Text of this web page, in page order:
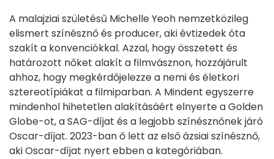
A malajziai születésű Michelle Yeoh nemzetközileg
elismert színésznő és producer, aki évtizedek óta
szakít a konvenciókkal. Azzal, hogy összetett és
határozott nőket alakít a filmvásznon, hozzájárult
ahhoz, hogy megkérdőjelezze a nemi és életkori
sztereotípiákat a filmiparban. A Mindent egyszerre
mindenhol hihetetlen alakításáért elnyerte a Golden
Globe-ot, a SAG-díjat és a legjobb színésznőnek járó
Oscar-díjat. 2023-ban ő lett az első ázsiai színésznő,
aki Oscar-díjat nyert ebben a kategóriában.